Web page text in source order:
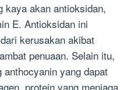
kaya akan antioksidan,
E. Antioksidan ini
kerusakan akibat
penuaan. Selain itu,
anthocyanin yang dapat
protein yang menjaga